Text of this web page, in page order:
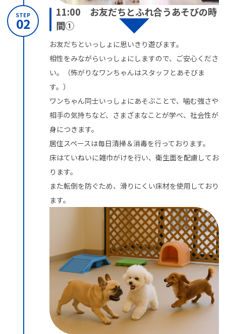
STEP
02
11:00 お友だちとふれ合うあそびの時
間①
お友だちといっしょに思いきり遊びます。
相性をみながらいっしょにしますので、ご安心くださ
い。（怖がりなワンちゃんはスタッフとあそびま
す。）
ワンちゃん同士いっしょにあそぶことで、噛む強さや
相手の気持ちなど、さまざまなことが学べ、社会性が
身につきます。
居住スペースは毎日清掃＆消毒を行っております。
床はていねいに雑巾がけを行い、衛生面を配慮してお
ります。
また転倒を防ぐため、滑りにくい床材を使用しており
ます。